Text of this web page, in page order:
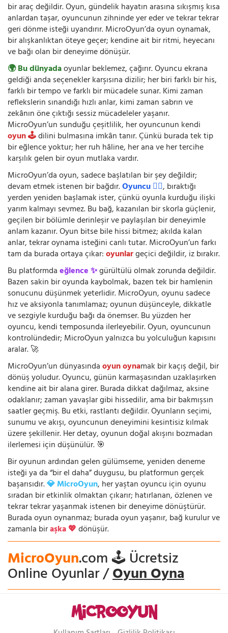
bir araç değildir. Oyun, gündelik hayatın arasına sıkışmış kısa
anlardan taşar, oyuncunun zihninde yer eder ve tekrar tekrar
geri dönme isteği uyandırır. MicroOyun’da oyun oynamak,
bir alışkanlıktan öteye geçer; kendine ait bir ritmi, heyecanı
ve bağı olan bir deneyime dönüşür.
🌍 Bu dünyadaoyunlar beklemez, çağırır. Oyuncu ekrana
geldiği anda seçenekler karşısına dizilir; her biri farklı bir his,
farklı bir tempo ve farklı bir mücadele sunar. Kimi zaman
reflekslerin sınandığı hızlı anlar, kimi zaman sabrın ve
zekânın öne çıktığı sessiz mücadeleler yaşanır.
MicroOyun’un sunduğu çeşitlilik, her oyuncunun kendi
oyun 🕹️dilini bulmasına imkân tanır. Çünkü burada tek tip
bir eğlence yoktur; her ruh hâline, her ana ve her tercihe
karşılık gelen bir oyun mutlaka vardır.
MicroOyun’da oyun, sadece başlatılan bir şey değildir;
devam etmek istenen bir bağdır.Oyuncu 🧍‍♂️, bıraktığı
yerden yeniden başlamak ister, çünkü oyunla kurduğu ilişki
yarım kalmayı sevmez. Bu bağ, kazanılan bir skorla güçlenir,
geçilen bir bölümle derinleşir ve paylaşılan bir deneyimle
anlam kazanır. Oyun bitse bile hissi bitmez; akılda kalan
anlar, tekrar oynama isteğini canlı tutar. MicroOyun’un farkı
tam da burada ortaya çıkar:oyunlargeçici değildir, iz bırakır.
Bu platformdaeğlence ✨gürültülü olmak zorunda değildir.
Bazen sakin bir oyunda kaybolmak, bazen tek bir hamlenin
sonucunu düşünmek yeterlidir. MicroOyun, oyunu sadece
hız ve aksiyonla tanımlamaz; oyunun düşünceyle, dikkatle
ve sezgiyle kurduğu bağı da önemser. Bu yüzden her
oyuncu, kendi temposunda ilerleyebilir. Oyun, oyuncunun
kontrolündedir; MicroOyun yalnızca bu yolculuğun kapısını
aralar. 🚀
MicroOyun’un dünyasındaoyun oynamak bir kaçış değil, bir
dönüş yoludur. Oyuncu, günün karmaşasından uzaklaşırken
kendine ait bir alana girer. Burada dikkat dağılmaz, aksine
odaklanır; zaman yavaşlar gibi hissedilir, ama bir bakmışsın
saatler geçmiş. Bu etki, rastlantı değildir. Oyunların seçimi,
sunumu ve akışı, oyuncunun deneyimini kesintisiz kılmak
üzere şekillenir. Her detay, oyunun doğal akışını bozmadan
ilerlemesi için düşünülür. 🎯
Bir oyunun ardından gelen gülümseme, yeniden deneme
isteği ya da “bir el daha” duygusu, bu platformun gerçek
başarısıdır.💎 MicroOyun, her yaştan oyuncu için oyunu
sıradan bir etkinlik olmaktan çıkarır; hatırlanan, özlenen ve
tekrar tekrar yaşanmak istenen bir deneyime dönüştürür.
Burada oyun oynanmaz; burada oyun yaşanır, bağ kurulur ve
zamanla biraşka 💖dönüşür.
MicroOyun.com 🕹️ Ücretsiz
Online Oyunlar /Oyun Oyna